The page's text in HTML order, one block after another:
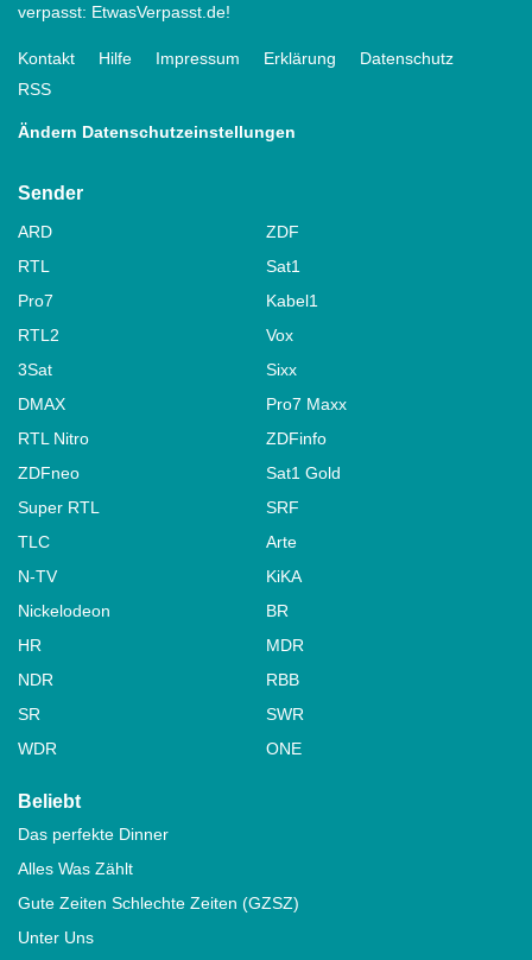
verpasst: EtwasVerpasst.de!
Kontakt Hilfe Impressum Erklärung
Datenschutz
RSS
Ändern Datenschutzeinstellungen
Sender
ARD
ZDF
RTL
Sat1
Pro7
Kabel1
RTL2
Vox
3Sat
Sixx
DMAX
Pro7 Maxx
RTL Nitro
ZDFinfo
ZDFneo
Sat1 Gold
Super RTL
SRF
TLC
Arte
N-TV
KiKA
Nickelodeon
BR
HR
MDR
NDR
RBB
SR
SWR
WDR
ONE
Beliebt
Das perfekte Dinner
Alles Was Zählt
Gute Zeiten Schlechte Zeiten (GZSZ)
Unter Uns